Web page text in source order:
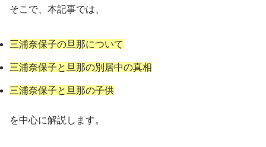
そこで、本記事では、
三浦奈保子の旦那について
三浦奈保子と旦那の別居中の真相
三浦奈保子と旦那の子供
を中心に解説します。